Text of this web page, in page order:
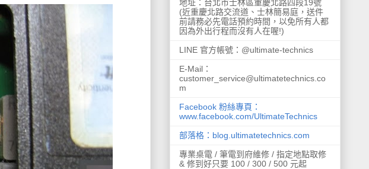
地址：台北市士林區重慶北路四段19號
(近重慶北路交流道、士林簡易庭，送件
前請務必先電話預約時間，以免所有人都
因為外出行程而沒有人在喔!)
LINE 官方帳號：@ultimate-technics
E-Mail：
customer_service@ultimatetechnics.co
m
Facebook 粉絲專頁：
www.facebook.com/UltimateTechnics
部落格：blog.ultimatetechnics.com
專業桌電 / 筆電到府維修 / 指定地點取修
& 修到好只要 100 / 300 / 500 元起